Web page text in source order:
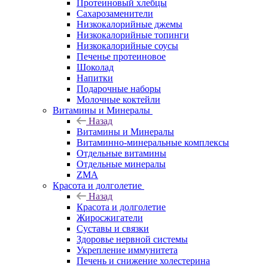
Протеиновый хлебцы
Сахарозаменители
Низкокалорийные джемы
Низкокалорийные топинги
Низкокалорийные соусы
Печенье протеиновое
Шоколад
Напитки
Подарочные наборы
Молочные коктейли
Витамины и Минералы
Назад
Витамины и Минералы
Витаминно-минеральные комплексы
Отдельные витамины
Отдельные минералы
ZMA
Красота и долголетие
Назад
Красота и долголетие
Жиросжигатели
Суставы и связки
Здоровье нервной системы
Укрепление иммунитета
Печень и снижение холестерина